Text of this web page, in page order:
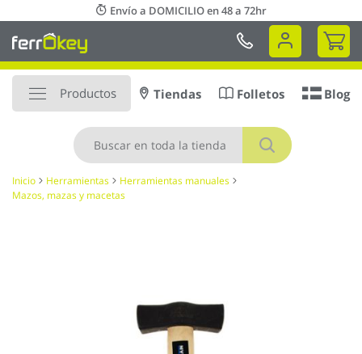
al
contenido
Envío a DOMICILIO en 48 a 72hr
Mi
Productos
Buscar
Tiendas Folletos Blog
Inicio Herramientas
Herramientas manuales
Mazos, mazas y macetas